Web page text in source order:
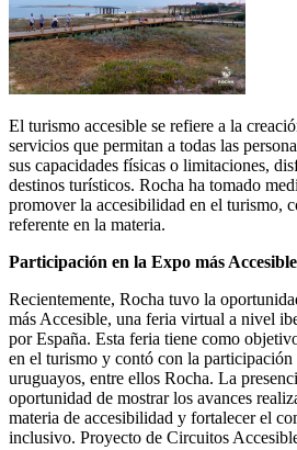
El turismo accesible se refiere a la
servicios que permitan a todas las
sus capacidades físicas o limitaciones,
destinos turísticos. Rocha ha tomado
promover la accesibilidad en el turismo,
referente en la materia.
Participación en la Expo más Accesible
Recientemente, Rocha tuvo la
más Accesible, una feria virtual a nivel
por España. Esta feria tiene como
en el turismo y contó con la participación
uruguayos, entre ellos Rocha. La
oportunidad de mostrar los avances
materia de accesibilidad y fortalecer el
inclusivo. Proyecto de Circuitos